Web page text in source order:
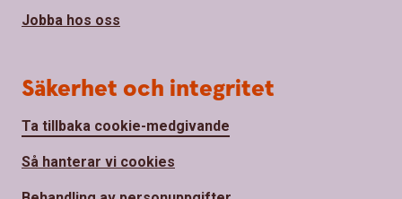
Jobba hos oss
Säkerhet och integritet
Ta tillbaka cookie-medgivande
Så hanterar vi cookies